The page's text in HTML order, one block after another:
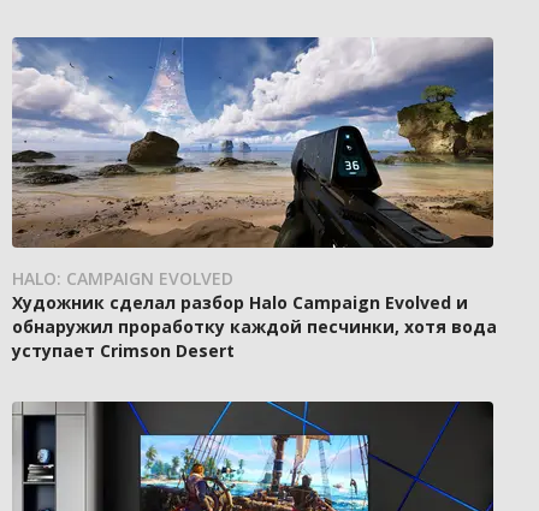
HALO: CAMPAIGN EVOLVED
Художник сделал разбор Halo Campaign Evolved и
обнаружил проработку каждой песчинки, хотя вода
уступает Crimson Desert